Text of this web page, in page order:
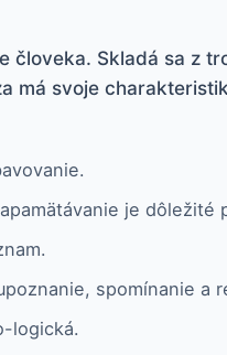
človeka. Skladá sa z
má svoje
je dôležité
spomínanie a
logická.